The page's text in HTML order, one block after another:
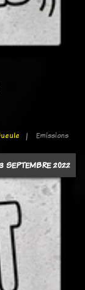
Emissions
SEPTEMBRE 2022